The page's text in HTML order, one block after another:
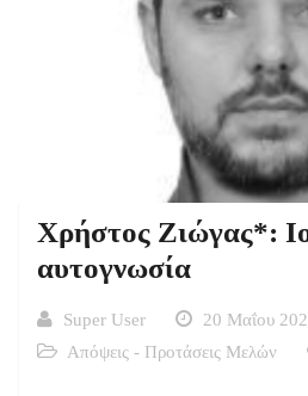
Χρήστος Ζιώγας*:
αυτογνωσία
Super User
20 Μαΐου
Απόψεις - Προτάσεις Μελών